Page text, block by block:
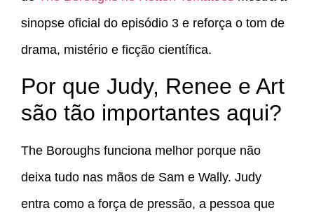
sinopse oficial do episódio 3 e reforça o tom de
drama, mistério e ficção científica.
Por que Judy, Renee e Art
são tão importantes aqui?
The Boroughs funciona melhor porque não
deixa tudo nas mãos de Sam e Wally. Judy
entra como a força de pressão, a pessoa que